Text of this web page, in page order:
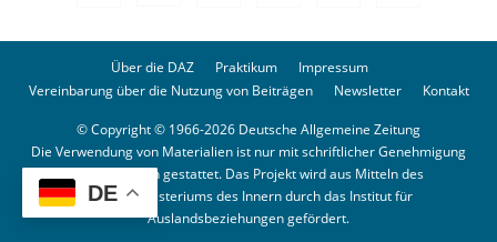
Über die DAZ Praktikum
Impressum
Vereinbarung über die Nutzung von Beiträgen
Newsletter Kontakt
© Copyright © 1966-2026 Deutsche Allgemeine Zeitung
Die Verwendung von Materialien ist nur mit schriftlicher Genehmigung
der Redaktion gestattet. Das Projekt wird aus Mitteln des
Bundesministeriums des Innern durch das Institut für
Auslandsbeziehungen gefördert.
DE